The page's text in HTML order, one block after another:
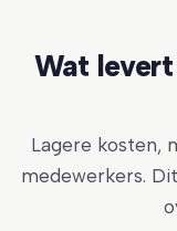
Wat
Lagere kosten,
medewerkers.